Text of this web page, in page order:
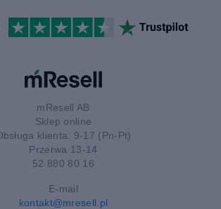
mResell AB
Sklep online
klienta: 9-17 (Pn-Pt)
Przerwa 13-14
52 880 80 16
E-mail
kontakt@mresell.pl